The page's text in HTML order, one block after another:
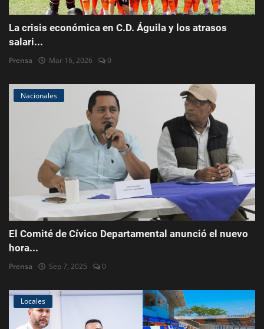
La crisis económica en C.D. Águila y los atrasos
salari...
Prensa Mar 16, 2026 0
Nacionales
El Comité de Cívico Departamental anunció el nuevo
hora...
Prensa Sep 7, 2025 0
Locales